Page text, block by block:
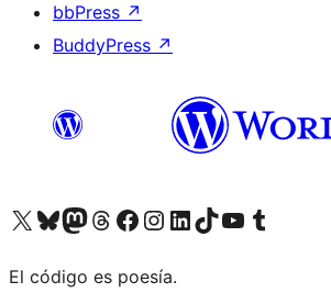
bbPress ↗
BuddyPress ↗
Visit our X (formerly Twitter) account
Visit our Bluesky account
Visit our Mastodon account
Visit our Threads account
Visita nuestra página de Facebook
Visita nuestra cuenta de Instagram
Visita nuestra cuenta de LinkedIn
Visit our TikTok account
Visita nuestro canal de YouTube
Visit our Tumblr account
El código es poesía.